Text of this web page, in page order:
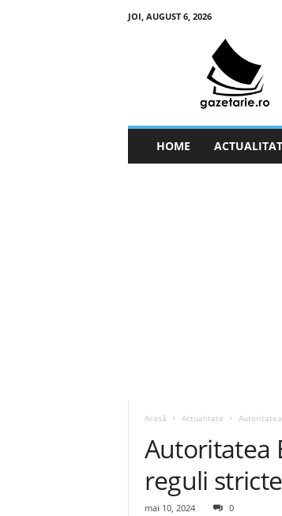
JOI, AUGUST 6, 2026
HOME
Acasă Actualitate
Autoritatea
reguli
mai 10, 2024 0